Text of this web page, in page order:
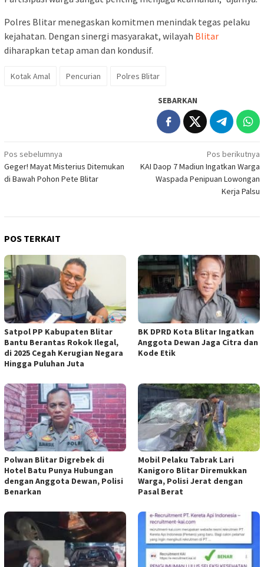
Polres Blitar menegaskan komitmen menindak tegas pelaku
kejahatan. Dengan sinergi masyarakat, wilayah Blitar
diharapkan tetap aman dan kondusif.
Kotak Amal Pencurian Polres Blitar
SEBARKAN
Navigasi
pos
Pos sebelumnya
Geger! Mayat Misterius Ditemukan
di Bawah Pohon Pete Blitar
Pos berikutnya
KAI Daop 7 Madiun Ingatkan Warga
Waspada Penipuan Lowongan
Kerja Palsu
POS TERKAIT
Satpol PP Kabupaten Blitar
Bantu Berantas Rokok Ilegal,
di 2025 Cegah Kerugian Negara
Hingga Puluhan Juta
BK DPRD Kota Blitar Ingatkan
Anggota Dewan Jaga Citra dan
Kode Etik
Polwan Blitar Digrebek di
Hotel Batu Punya Hubungan
dengan Anggota Dewan, Polisi
Benarkan
Mobil Pelaku Tabrak Lari
Kanigoro Blitar Diremukkan
Warga, Polisi Jerat dengan
Pasal Berat